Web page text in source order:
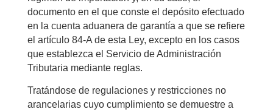
documento en el que conste el depósito efectuado
en la cuenta aduanera de garantía a que se refiere
el artículo 84-A de esta Ley, excepto en los casos
que establezca el Servicio de Administración
Tributaria mediante reglas.
Tratándose de regulaciones y restricciones no
arancelarias cuyo cumplimiento se demuestre a